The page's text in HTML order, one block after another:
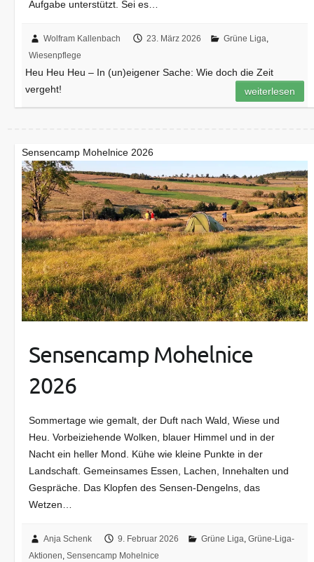
Aufgabe unterstützt. Sei es…
Wolfram Kallenbach 23. März 2026 Grüne Liga
Wiesenpflege
Heu Heu Heu – In (un)eigener Sache: Wie doch die Zeit
vergeht!
weiterlesen
Sensencamp Mohelnice 2026
Sensencamp Mohelnice
2026
Sommertage wie gemalt, der Duft nach Wald, Wiese und
Heu. Vorbeiziehende Wolken, blauer Himmel und in der
Nacht ein heller Mond. Kühe wie kleine Punkte in der
Landschaft. Gemeinsames Essen, Lachen, Innehalten und
Gespräche. Das Klopfen des Sensen-Dengelns, das
Wetzen…
Anja Schenk 9. Februar 2026 Grüne Liga,Grüne-Liga-
Aktionen,Sensencamp Mohelnice